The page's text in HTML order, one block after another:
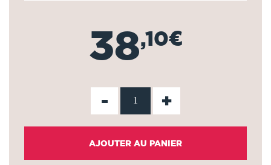
38,10€
- +
AJOUTER AU PANIER